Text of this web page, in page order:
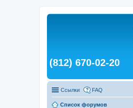
(812) 670-02-20
Ссылки FAQ
Список форумов